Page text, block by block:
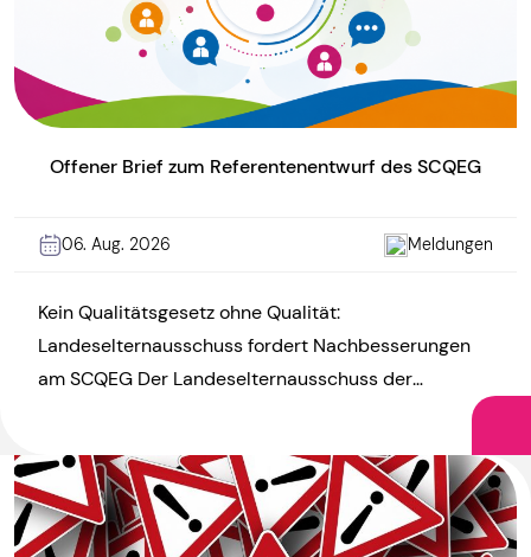
Offener Brief zum Referentenentwurf des SCQEG
06. Aug. 2026 Meldungen
Kein Qualitätsgesetz ohne Qualität:
Landeselternausschuss fordert Nachbesserungen
am SCQEG Der Landeselternausschuss der
Startchancen- und Qualitätsentwicklungsgesetz
(SCQEG) und […]